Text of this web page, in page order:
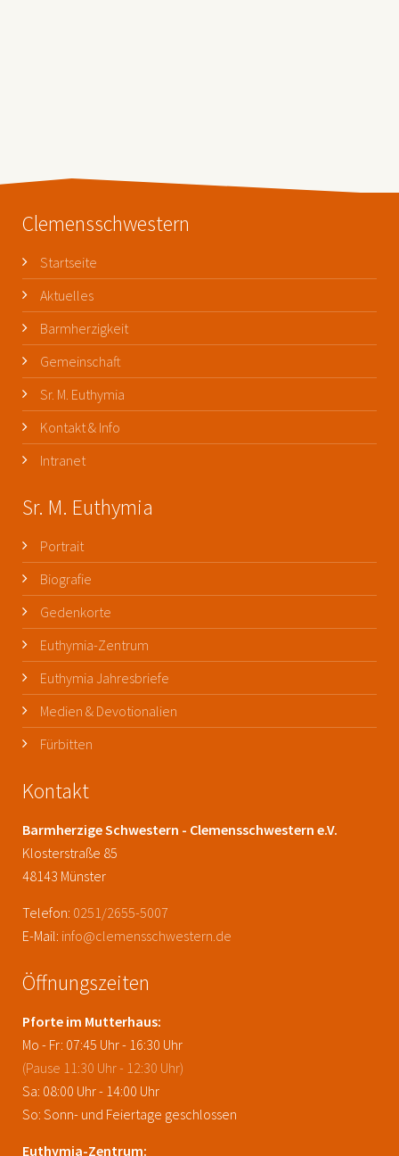
Clemensschwestern
Startseite
Aktuelles
Barmherzigkeit
Gemeinschaft
Sr. M. Euthymia
Kontakt & Info
Intranet
Sr. M. Euthymia
Portrait
Biografie
Gedenkorte
Euthymia-Zentrum
Euthymia Jahresbriefe
Medien & Devotionalien
Fürbitten
Kontakt
Barmherzige Schwestern - Clemensschwestern e.V.
Klosterstraße 85
48143 Münster
Telefon: 0251/2655-5007
E-Mail: info@clemensschwestern.de
Öffnungszeiten
Pforte im Mutterhaus:
Mo - Fr: 07:45 Uhr - 16:30 Uhr
(Pause 11:30 Uhr - 12:30 Uhr)
Sa: 08:00 Uhr - 14:00 Uhr
So: Sonn- und Feiertage geschlossen
Euthymia-Zentrum: